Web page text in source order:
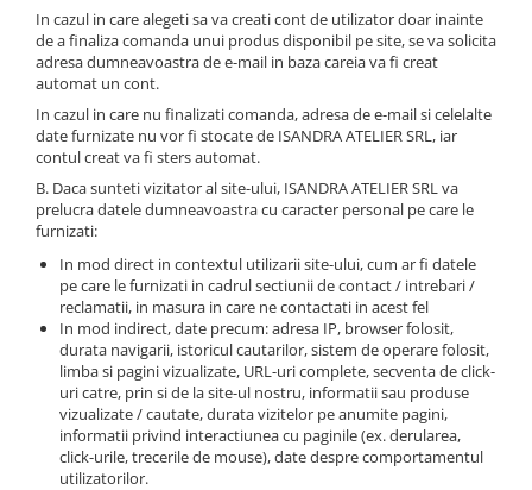
In cazul in care alegeti sa va creati cont de utilizator doar inainte
de a finaliza comanda unui produs disponibil pe site, se va solicita
adresa dumneavoastra de e-mail in baza careia va fi creat
automat un cont.
In cazul in care nu finalizati comanda, adresa de e-mail si celelalte
date furnizate nu vor fi stocate de ISANDRA ATELIER SRL, iar
contul creat va fi sters automat.
B. Daca sunteti vizitator al site-ului, ISANDRA ATELIER SRL va
prelucra datele dumneavoastra cu caracter personal pe care le
furnizati:
In mod direct in contextul utilizarii site-ului, cum ar fi datele
pe care le furnizati in cadrul sectiunii de contact / intrebari /
reclamatii, in masura in care ne contactati in acest fel
In mod indirect, date precum: adresa IP, browser folosit,
durata navigarii, istoricul cautarilor, sistem de operare folosit,
limba si pagini vizualizate, URL-uri complete, secventa de click-
uri catre, prin si de la site-ul nostru, informatii sau produse
vizualizate / cautate, durata vizitelor pe anumite pagini,
informatii privind interactiunea cu paginile (ex. derularea,
click-urile, trecerile de mouse), date despre comportamentul
utilizatorilor.